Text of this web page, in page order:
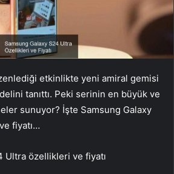
etkinlikte yeni amiral gemisi
tanıttı. Peki serinin en büyük ve
sunuyor? İşte Samsung Galaxy
fiyatı…
Ultra özellikleri ve fiyatı